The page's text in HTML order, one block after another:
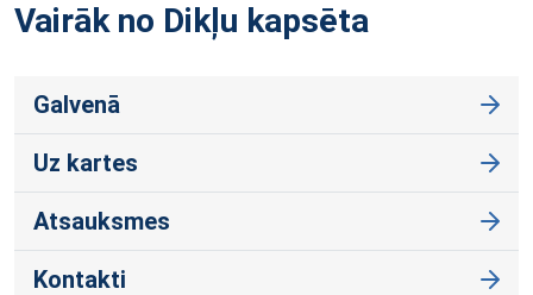
Vairāk no Dikļu kapsēta
Galvenā
Uz kartes
Atsauksmes
Kontakti